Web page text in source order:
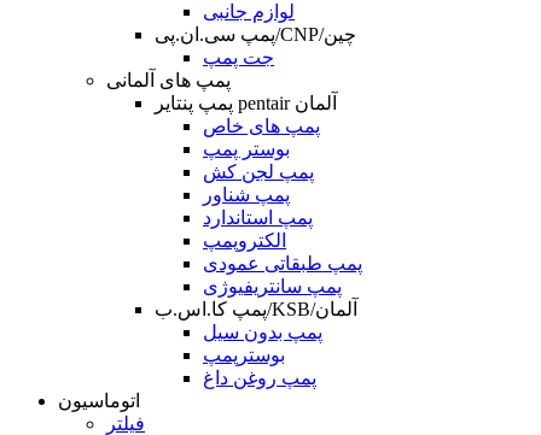
لوازم جانبی
پمپ سی.ان.پی/CNP/چین
جت پمپ
پمپ های آلمانی
پمپ پنتایر pentair آلمان
پمپ های خاص
بوستر پمپ
پمپ لجن کش
پمپ شناور
پمپ استاندارد
الکتروپمپ
پمپ طبقاتی عمودی
پمپ سانتریفیوژی
پمپ کا.اس.ب/KSB/آلمان
پمپ بدون سیل
بوسترپمپ
پمپ روغن داغ
اتوماسیون
فیلتر